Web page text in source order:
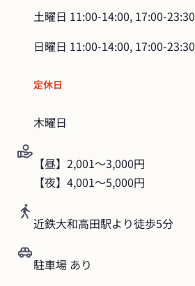
土曜日 11:00-14:00, 17:00-23:30
日曜日 11:00-14:00, 17:00-23:30
定休日
木曜日
【昼】2,001～3,000円
【夜】4,001～5,000円
近鉄大和高田駅より徒歩5分
駐車場 あり